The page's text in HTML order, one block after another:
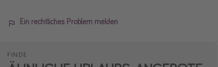
Ein rechtliches Problem melden
FINDE